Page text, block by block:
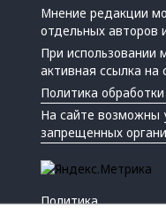
Мнение редакции
отдельных авторов
При использовании
активная ссылка на
Политика
На сайте возможны
запрещенных
Политика